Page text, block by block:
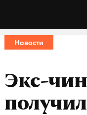
Новости
Экс-